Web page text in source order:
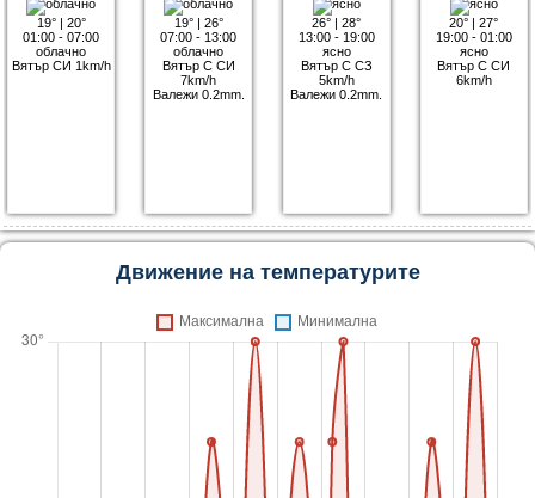
19°| 20°
01:00 - 07:00
облачно
Вятър СИ 1km/h
19°| 26°
07:00 - 13:00
облачно
Вятър С СИ
7km/h
Валежи 0.2mm.
26° |28°
13:00 - 19:00
ясно
Вятър С СЗ
5km/h
Валежи 0.2mm.
20° |27°
19:00 - 01:00
ясно
Вятър С СИ
6km/h
Движение на температурите